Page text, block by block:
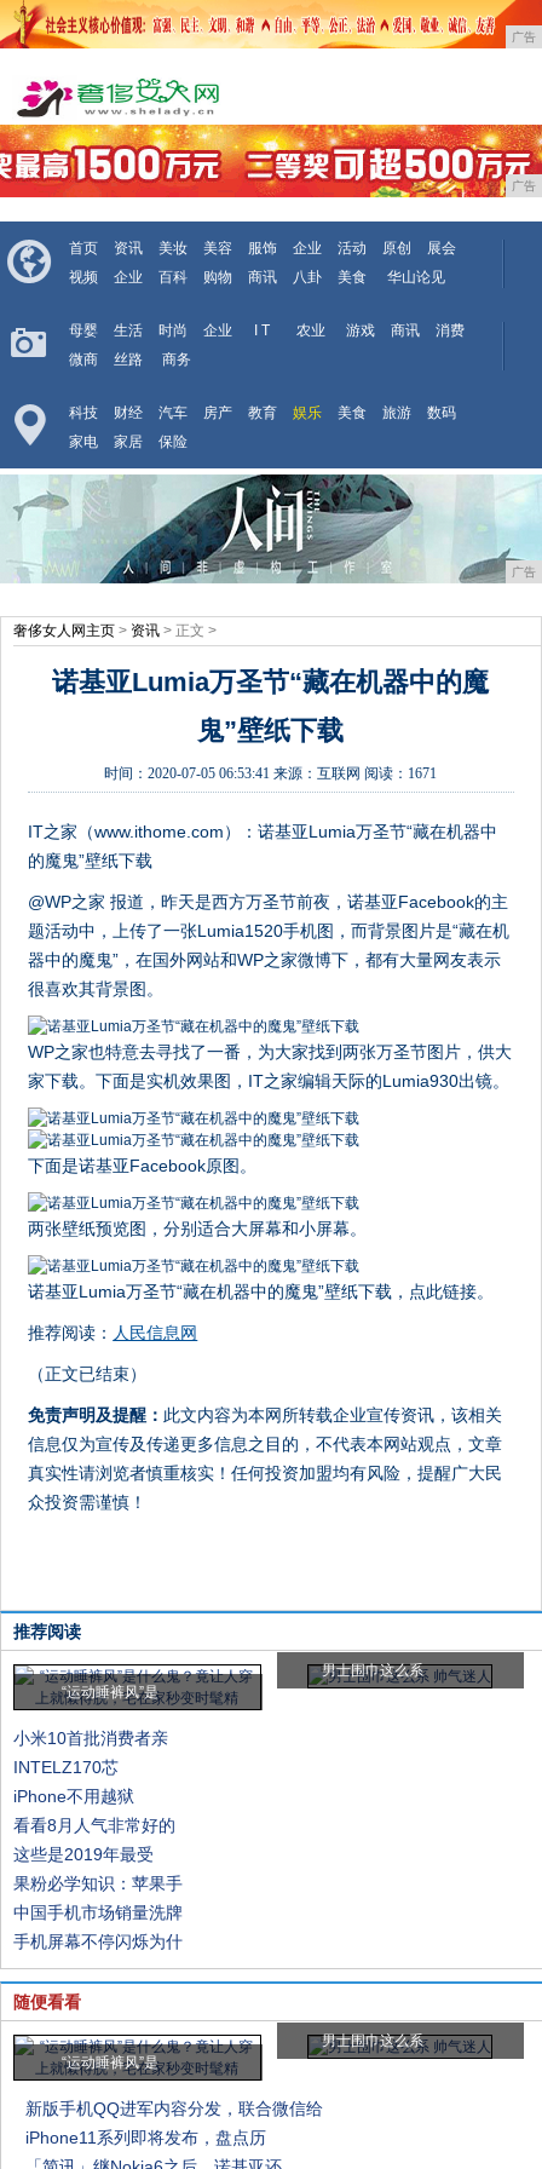
广告
广告
首页 资讯 美妆 美容 服饰 企业 活动 原创
展会
视频
企业 百科 购物 商讯 八卦 美食 华山论见
母婴 生活 时尚 企业 I T 农业 游戏 商讯
消费
微商
丝路 商务
科技 财经 汽车 房产 教育 娱乐 美食 旅游
数码
家电
家居 保险
广告
奢侈女人网主页 > 资讯 > 正文 >
诺基亚Lumia万圣节“藏在机器中的魔
鬼”壁纸下载
时间：2020-07-05 06:53:41 来源：互联网 阅读：1671
IT之家（www.ithome.com）：诺基亚Lumia万圣节“藏在机器中
的魔鬼”壁纸下载
@WP之家 报道，昨天是西方万圣节前夜，诺基亚Facebook的主
题活动中，上传了一张Lumia1520手机图，而背景图片是“藏在机
器中的魔鬼”，在国外网站和WP之家微博下，都有大量网友表示
很喜欢其背景图。
WP之家也特意去寻找了一番，为大家找到两张万圣节图片，供大
家下载。下面是实机效果图，IT之家编辑天际的Lumia930出镜。
下面是诺基亚Facebook原图。
两张壁纸预览图，分别适合大屏幕和小屏幕。
诺基亚Lumia万圣节“藏在机器中的魔鬼”壁纸下载，点此链接。
推荐阅读： 人民信息网
（正文已结束）
免责声明及提醒： 此文内容为本网所转载企业宣传资讯，该相关
信息仅为宣传及传递更多信息之目的，不代表本网站观点，文章
真实性请浏览者慎重核实！任何投资加盟均有风险，提醒广大民
众投资需谨慎！
推荐阅读
“运动睡裤风”是
男士围巾这么系
小米10首批消费者亲
INTELZ170芯
iPhone不用越狱
看看8月人气非常好的
这些是2019年最受
果粉必学知识：苹果手
中国手机市场销量洗牌
手机屏幕不停闪烁为什
随便看看
“运动睡裤风”是
男士围巾这么系
新版手机QQ进军内容分发，联合微信给
iPhone11系列即将发布，盘点历